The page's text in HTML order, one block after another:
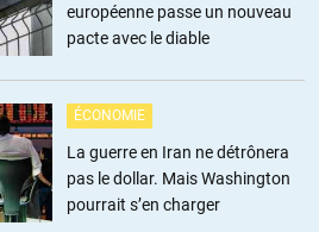
05.05.2019 à 15h45
quand celle d’un bâton de dynamite
Nagasaki. Et puis, zéro mort à
générés par une évacuation inutile
incompétent et
toujours la bêtise des dirigeants qui
européenne passe un nouveau
pacte avec le diable
ÉCONOMIE
La guerre en Iran ne détrônera
pas le dollar. Mais Washington
pourrait s’en charger